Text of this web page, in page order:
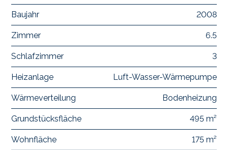
Baujahr 2008
Zimmer 6.5
Schlafzimmer 3
Heizanlage Luft-Wasser-Wärmepumpe
Wärmeverteilung Bodenheizung
Grundstücksfläche 495 m²
Wohnfläche 175 m²